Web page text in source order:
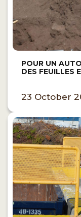
POUR UN
DES FEUILLES
23 October